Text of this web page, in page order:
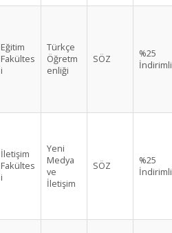
Eğitim
Fakültes
i
Türkçe
Öğretm
enliği
SÖZ
%25
İndirimli
İletişim
Fakültes
i
Yeni
Medya
ve
İletişim
SÖZ
%25
İndirimli